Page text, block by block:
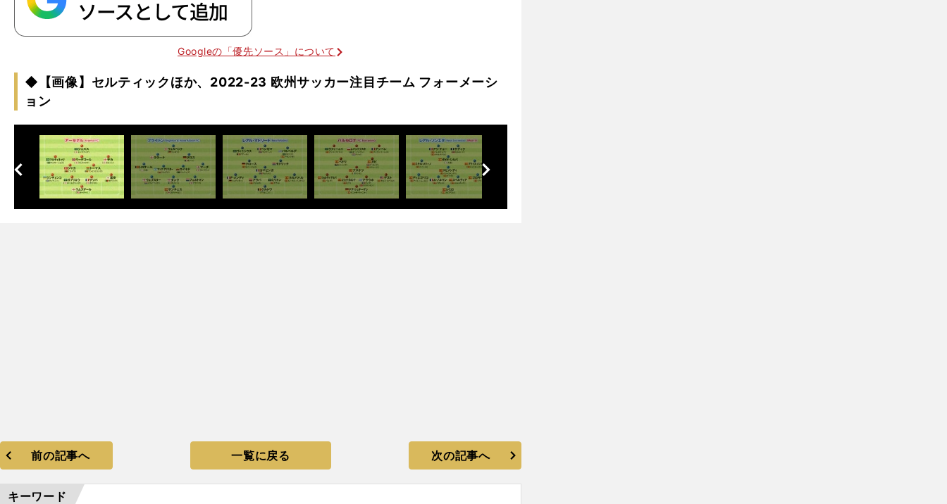
Googleの「優先ソース」について
◆【画像】セルティックほか、2022-23 欧州サッカー注目チーム フォーメーシ
ョン
次
へ
前
へ
前の記事へ 一覧に戻る 次の記事へ
キーワード